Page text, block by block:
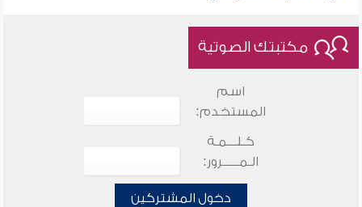
مكتبتك الصوتية
اسم
المستخدم:
كـلـــمـة
الـمـــــرور:
دخول المشتركين